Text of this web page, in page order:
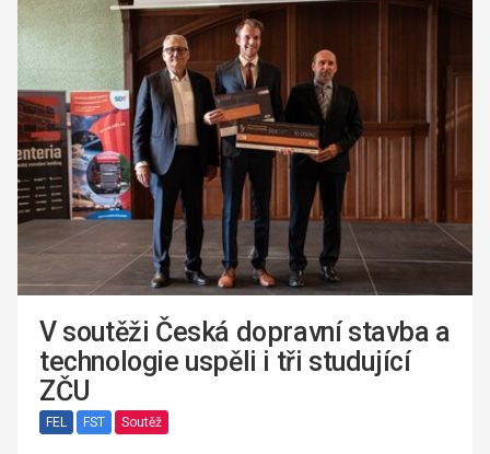
V soutěži Česká dopravní stavba a
technologie uspěli i tři studující
ZČU
FEL FST Soutěž